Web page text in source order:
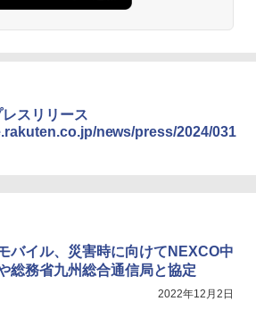
スリリース
news/press/2024/031
バイル、災害時に向けてNEXCO中
総務省九州総合通信局と協定
2022年12月2日